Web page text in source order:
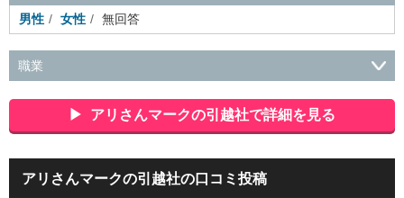
男性
女性 無回答
職業
ポーツ関連
広告・マスコミ
接客・小売・流通・外食・食
品
アミューズメント・エンターテイメント・ゲーム関連
美
ダル・葬祭
メディア職
クリエイティブ・デザイン・映像・
音響
芸能・イベント・コンパニオン
ITエンジニア（システ
アリさんマークの引越社で詳細を見る
アリさんマークの引越社の口コミ投稿